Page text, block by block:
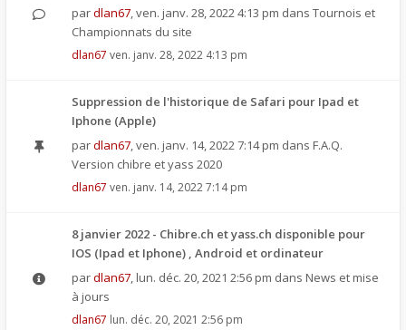
pardlan67,ven. janv. 28, 2022 4:13 pm dans Tournois et
Championnats du site
dlan67 ven. janv. 28, 2022 4:13 pm
Suppression de l'historique de Safari pour Ipad et
Iphone (Apple)
pardlan67,ven. janv. 14, 2022 7:14 pm dans F.A.Q.
Version chibre et yass 2020
dlan67 ven. janv. 14, 2022 7:14 pm
8 janvier 2022 - Chibre.ch et yass.ch disponible pour
IOS (Ipad et Iphone) , Android et ordinateur
pardlan67, lun. déc. 20, 2021 2:56 pm dans News et mise
à jours
dlan67 lun. déc. 20, 2021 2:56 pm